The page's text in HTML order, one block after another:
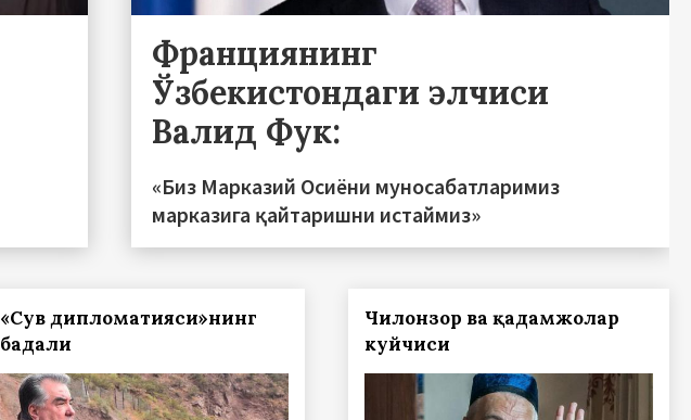
Франциянинг
Ўзбекистондаги элчиси
Валид Фук:
«Биз Марказий Осиёни муносабатларимиз
марказига қайтаришни истаймиз»
«Сув дипломатияси»нинг
бадали
Чилонзор ва қадамжолар
куйчиси